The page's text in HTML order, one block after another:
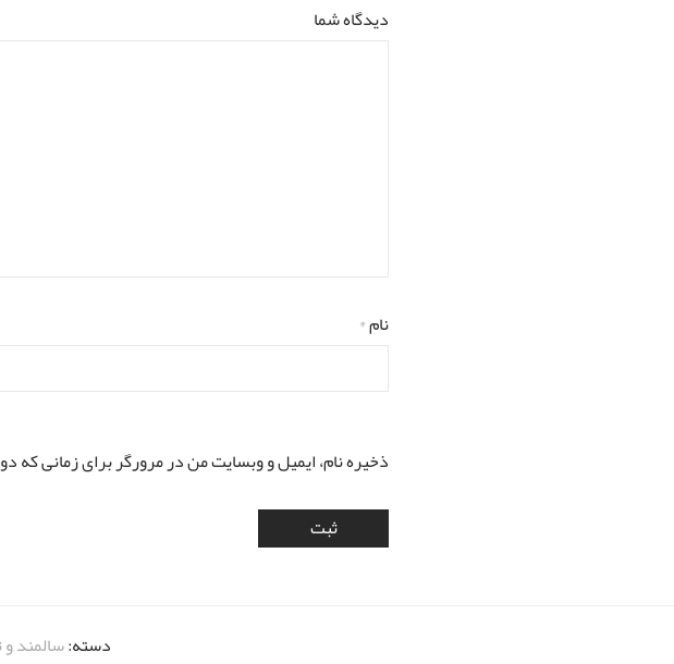
دیدگاه شما
نام*
ذخیره نام، ایمیل و وبسایت من در مرورگر برای زمانی که
دسته:سالمند